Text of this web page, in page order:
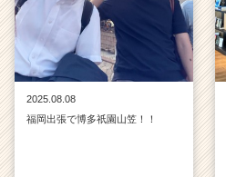
2025.08.08
福岡出張で博多祇園山笠！！